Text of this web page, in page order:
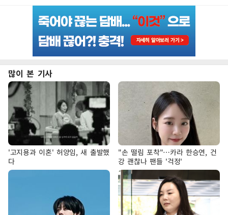
많이 본 기사
'고지용과 이혼' 허양임, 새 출발했
다
"손 떨림 포착"…카라 한승연, 건
강 괜찮나 팬들 '걱정'